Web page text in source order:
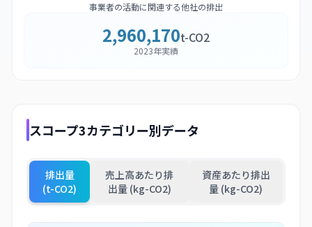
事業者の活動に関連する他社の排出
2,960,170t-CO2
2023年実績
スコープ3カテゴリー別データ
排出量
(t-CO2)
売上高あたり排
出量 (kg-CO2)
資産あたり排出
量 (kg-CO2)